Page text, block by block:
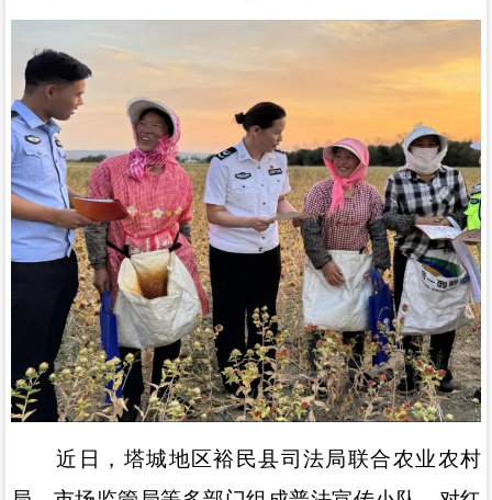
近日，塔城地区裕民县司法局联合农业农村